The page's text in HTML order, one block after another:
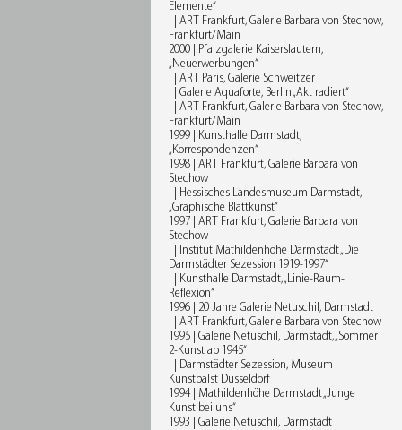
Elemente“
| | ART Frankfurt, Galerie Barbara von Stechow,
Frankfurt/Main
2000 | Pfalzgalerie Kaiserslautern,
„Neuerwerbungen“
| | ART Paris, Galerie Schweitzer
| | Galerie Aquaforte, Berlin „Akt radiert“
| | ART Frankfurt, Galerie Barbara von Stechow,
Frankfurt/Main
1999 | Kunsthalle Darmstadt,
„Korrespondenzen“
1998 | ART Frankfurt, Galerie Barbara von
Stechow
| | Hessisches Landesmuseum Darmstadt,
„Graphische Blattkunst“
1997 | ART Frankfurt, Galerie Barbara von
Stechow
| | Institut Mathildenhöhe Darmstadt „Die
Darmstädter Sezession 1919-1997“
| | Kunsthalle Darmstadt, „Linie-Raum-
Reflexion“
1996 | 20 Jahre Galerie Netuschil, Darmstadt
| | ART Frankfurt, Galerie Barbara von Stechow
1995 | Galerie Netuschil, Darmstadt, „Sommer
2-Kunst ab 1945“
| | Darmstädter Sezession, Museum
Kunstpalst Düsseldorf
1994 | Mathildenhöhe Darmstadt „Junge
Kunst bei uns“
1993 | Galerie Netuschil, Darmstadt